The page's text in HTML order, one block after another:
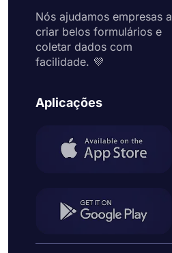
Nós ajudamos empresas a
criar belos formulários e
coletar dados com
facilidade. 💜
Aplicações